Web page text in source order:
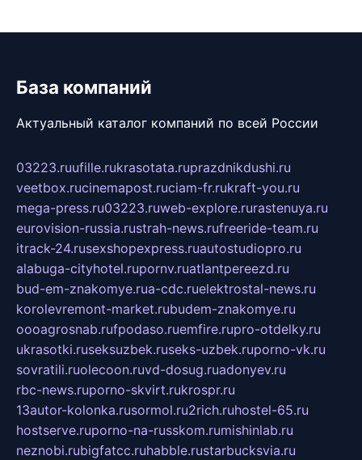
База компаний
Актуальный каталог компаний по всей России
03223.ruufille.rukrasotata.ruprazdnikdushi.ru
veetbox.rucinemapost.ruciam-fr.rukraft-you.ru
mega-press.ru03223.ruweb-explore.rurastenuya.ru
eurovision-russia.rustrah-news.rufreeride-team.ru
itrack-24.rusexshopexpress.ruautostudiopro.ru
alabuga-cityhotel.rupornv.ruatlantpereezd.ru
bud-em-znakomye.rua-cdc.ruelektrostal-news.ru
korolevremont-market.rubudem-znakomye.ru
oooagrosnab.rufpodaso.ruemfire.rupro-otdelky.ru
ukrasotki.ruseksuzbek.ruseks-uzbek.ruporno-vk.ru
sovratili.ruolecoon.ruvd-dosug.ruadonyev.ru
rbc-news.ruporno-skvirt.rukrospr.ru
13autor-kolonka.rusormol.ru2rich.ruhostel-65.ru
hostserve.ruporno-na-russkom.rumishinlab.ru
neznobi.rubigfatcc.ruhabble.rustarbucksvia.ru